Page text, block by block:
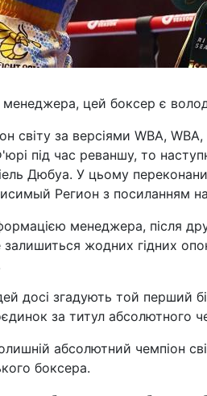
цей боксер є
світу за версіями WBA,
під час реваншу, то
Дюбуа. У цьому
Регион з посиланням
менеджера, після
залишиться жодних гідних
досі згадують той перший
за титул абсолютного
абсолютний чемпіон
боксера.